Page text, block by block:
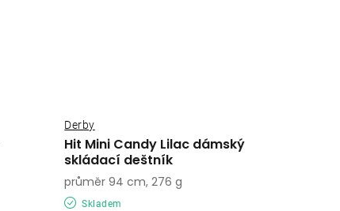
Hit Mini Candy Lilac dámský
skládací deštník
Derby
Skladem
průměr 94 cm, 276 g